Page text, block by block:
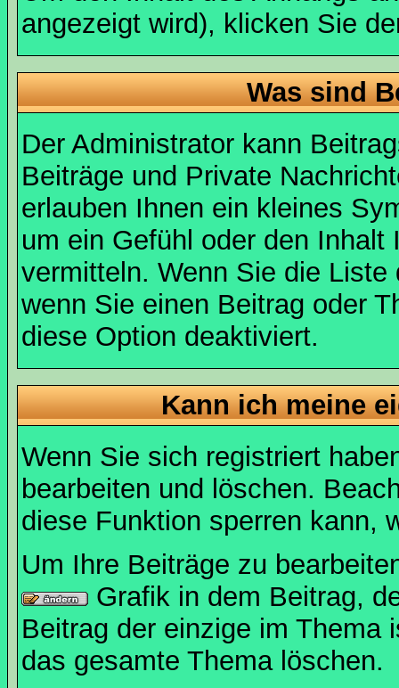
angezeigt wird), klicken Sie
Was sind
Der Administrator kann
Beiträge und Private
erlauben Ihnen ein kleines
um ein Gefühl oder den
vermitteln. Wenn Sie die
wenn Sie einen Beitrag oder
diese Option deaktiviert.
Kann ich meine
Wenn Sie sich registriert
bearbeiten und löschen.
diese Funktion sperren kann,
Um Ihre Beiträge zu
Grafik in dem Beitrag,
Beitrag der einzige im Thema
das gesamte Thema löschen.